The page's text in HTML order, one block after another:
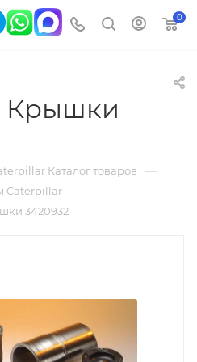
0
Крышки
Каталог товаров —
Caterpillar —
3420932